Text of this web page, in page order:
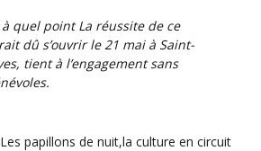
quel point La réussite de ce
dû s’ouvrir le 21 mai à Saint-
tient à l’engagement sans
Les papillons de nuit,la culture en circuit